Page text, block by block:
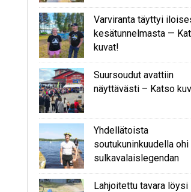
Varviranta täyttyi
kesätunnelmasta —
kuvat!
Suursoudut avattiin
näyttävästi – Katso
Yhdellätoista
soutukuninkuudella ohi
sulkavalaislegendan
Lahjoitettu tavara löysi